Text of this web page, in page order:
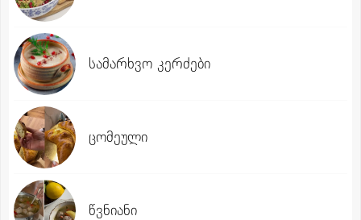
სამარხვო კერძები
ცომეული
წვნიანი